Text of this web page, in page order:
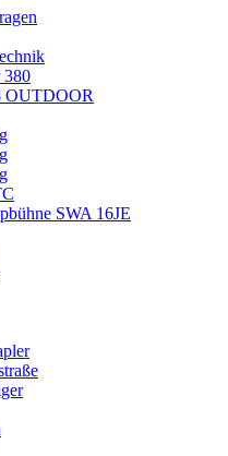
380
OUTDOOR
SWA 16JE